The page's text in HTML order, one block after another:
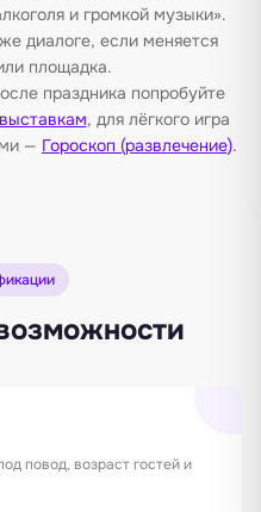
и громкой музыки».
диалоге, если меняется
площадка.
праздника попробуйте
, для лёгкого игра
— Гороскоп (развлечение).
повод, возраст гостей и